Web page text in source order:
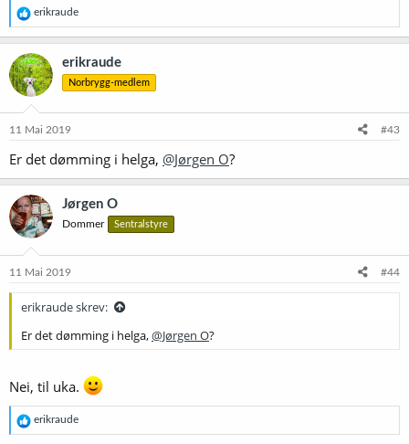
R
e
a
k
s
j
o
e
:
erikraude
erikraude
Norbrygg-medlem
11 Mai 2019 #43
Er det dømming i helga, @Jørgen O?
Jørgen O
Dommer Sentralstyre
11 Mai 2019 #44
erikraude skrev:
Er det dømming i helga,@Jørgen O?
Nei, til uka.
R
e
erikraude